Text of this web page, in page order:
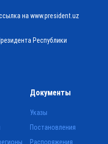
на www.president.uz
Республики
Документы
Указы
Постановления
Распоряжения